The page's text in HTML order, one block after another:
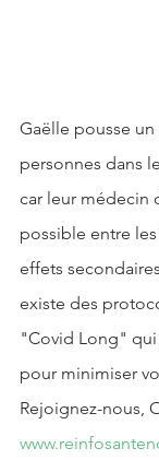
Gaëlle pousse
personnes dans
car leur médecin
possible entre
effets
existe des
"Covid Long"
pour minimiser
Rejoignez-nous,